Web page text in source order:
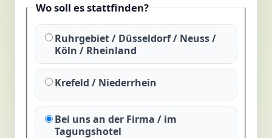
Wo soll es stattfinden?
Ruhrgebiet / Düsseldorf / Neuss /
Köln / Rheinland
Krefeld / Niederrhein
Bei uns an der Firma / im
Tagungshotel